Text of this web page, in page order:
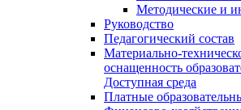
Методические и
Руководство
Педагогический состав
Материально-
оснащенность
Доступная среда
Платные